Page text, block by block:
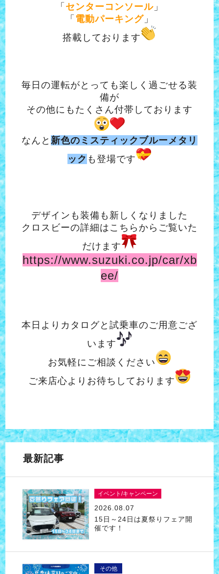
「センターコンソール 」
「 電動パーキング 」
搭載しております
毎日の運転がとっても楽しく過ごせる装
備が
その他にもたくさん付帯しております
なんと 新色のミスティックブルーメタリ
ック も登場です
デザインも装備も新し くなりました
クロスビーの詳細はこちらからご覧いた
だけます
https://www.suzuki.co.jp/car/xb
ee/
本日よりカタログと試乗車のご用意ござ
います
お気軽にご相談ください
ご来店心よりお待ちしております
最新記事
イベント/キャンペーン
2026.08.07
15日～24日は夏祭りフェア開
催です！
その他